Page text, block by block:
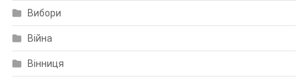
Вибори
Війна
Вінниця